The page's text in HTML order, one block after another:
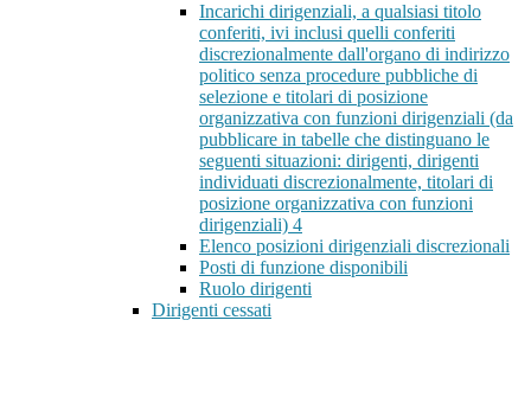
Incarichi dirigenziali, a qualsiasi titolo
conferiti, ivi inclusi quelli conferiti
discrezionalmente dall'organo di indirizzo
politico senza procedure pubbliche di
selezione e titolari di posizione
organizzativa con funzioni dirigenziali (da
pubblicare in tabelle che distinguano le
seguenti situazioni: dirigenti, dirigenti
individuati discrezionalmente, titolari di
posizione organizzativa con funzioni
dirigenziali) 4
Elenco posizioni dirigenziali discrezionali
Posti di funzione disponibili
Ruolo dirigenti
Dirigenti cessati